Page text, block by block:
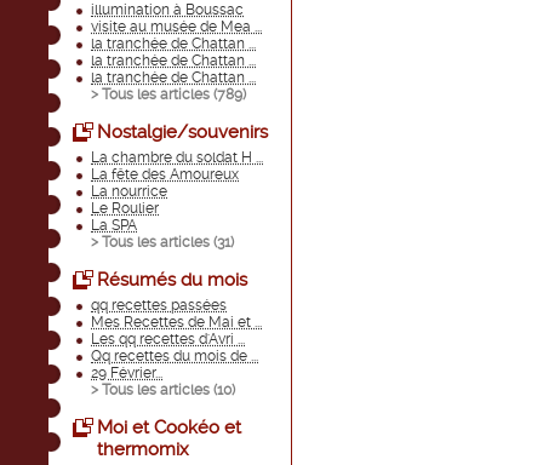
illumination à Boussac
visite au musée de Mea ...
la tranchée de Chattan ...
la tranchée de Chattan ...
la tranchée de Chattan ...
> Tous les articles (789)
Nostalgie/souvenirs
La chambre du soldat H ...
La fête des Amoureux
La nourrice
Le Roulier
La SPA
> Tous les articles (31)
Résumés du mois
qq recettes passées
Mes Recettes de Mai et ...
Les qq recettes d'Avri ...
Qq recettes du mois de ...
29 Février...
> Tous les articles (10)
Moi et Cookéo et
thermomix